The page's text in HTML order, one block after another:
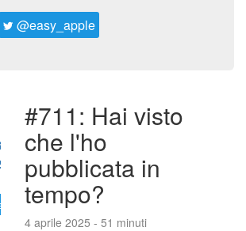
@easy_apple
#711: Hai visto
che l'ho
pubblicata in
tempo?
4 aprile 2025 - 51 minuti